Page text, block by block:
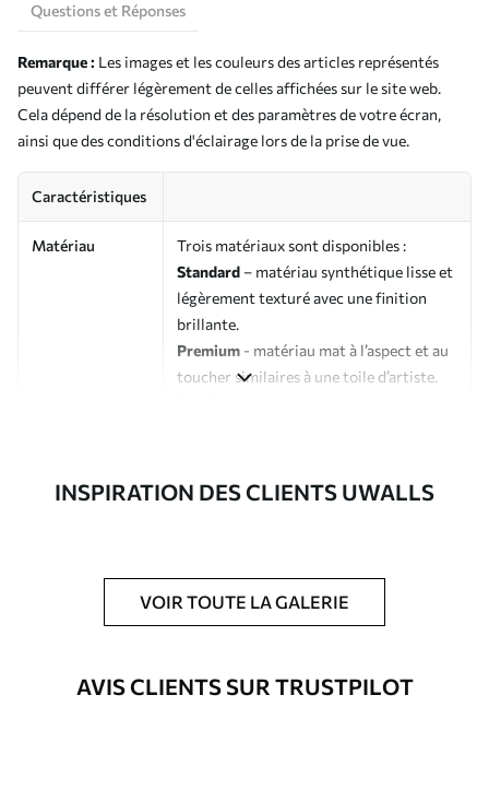
Questions et Réponses
Remarque : Les images et les couleurs des articles représentés
peuvent différer légèrement de celles affichées sur le site web.
Cela dépend de la résolution et des paramètres de votre écran,
ainsi que des conditions d'éclairage lors de la prise de vue.
Caractéristiques
Matériau
Trois matériaux sont disponibles :
Standard – matériau synthétique lisse et
légèrement texturé avec une finition
brillante.
Premium - matériau mat à l’aspect et au
toucher similaires à une toile d’artiste.
Possibilité d'ajouter un vernis
protecteur pour renforcer la durabilité
du tableau.
Matériaux disponibles
INSPIRATION DES CLIENTS UWALLS
VOIR TOUTE LA GALERIE
AVIS CLIENTS SUR TRUSTPILOT